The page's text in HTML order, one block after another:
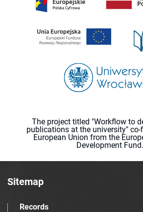
The project titled "Workflow to
publications at the university"
European Union from the
Development Fund.
Sitemap
Records